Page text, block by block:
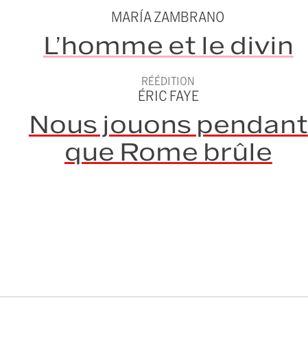
MARÍA ZAMBRANO
L’homme et le divin
RÉÉDITION
ÉRIC FAYE
Nous jouons pendant
que Rome brûle